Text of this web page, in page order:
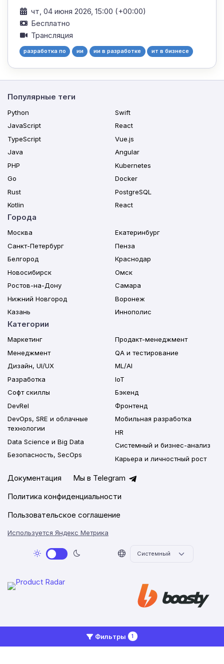
Фильтры 1
чт, 04 июня 2026, 15:00 (+00:00)
Бесплатно
Трансляция
разработка по ии ии в разработке ит в бизнесе
Популярные теги
Python
JavaScript
TypeScript
Java
PHP
Go
Rust
Kotlin
Swift
React
Vue.js
Angular
Kubernetes
Docker
PostgreSQL
React
Города
Москва
Санкт-Петербург
Белгород
Новосибирск
Ростов-на-Дону
Нижний Новгород
Казань
Екатеринбург
Пенза
Краснодар
Омск
Самара
Воронеж
Иннополис
Категории
Маркетинг
Менеджмент
Дизайн, UI/UX
Разработка
Софт скиллы
DevRel
DevOps, SRE и облачные
технологии
Data Science и Big Data
Безопасность, SecOps
Продакт-менеджмент
QA и тестирование
ML/AI
IoT
Бэкенд
Фронтенд
Мобильная разработка
HR
Системный и бизнес-анализ
Карьера и личностный рост
Документация
Мы в Telegram
Политика конфиденциальности
Пользовательское соглашение
Используется Яндекс Метрика
2026 © Networkly.app